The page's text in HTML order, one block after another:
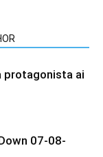
protagonista ai
07-08-